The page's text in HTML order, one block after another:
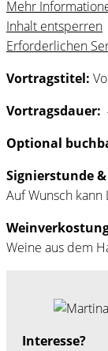
Mehr
Inhalt entsperren
Erforderlichen
Vortragstitel:
Vortragsdauer:
Optional
Signierstunde
Auf Wunsch
Weine aus dem
Interesse?